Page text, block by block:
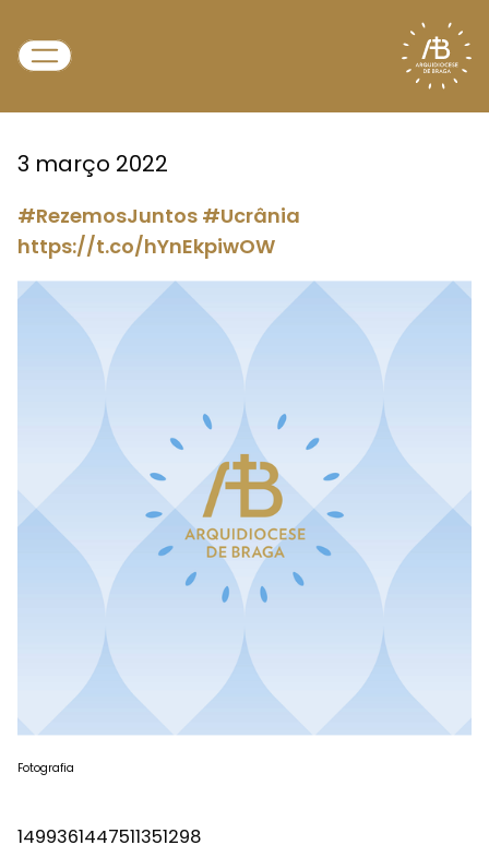
3 março 2022
#RezemosJuntos #Ucrânia
https://t.co/hYnEkpiwOW
Fotografia
1499361447511351298